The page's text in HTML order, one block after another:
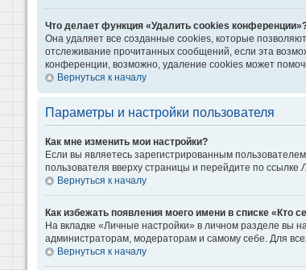
Что делает функция «Удалить cookies
Она удаляет все созданные cookies, которые
отслеживание прочитанных сообщений, если эта
конференции, возможно, удаление cookies может
Вернуться к началу
Параметры и настройки пользователя
Как мне изменить мои настройки?
Если вы являетесь зарегистрированным
пользователя вверху страницы и перейдите по ссылке
Вернуться к началу
Как избежать появления моего имени в списке «Кто
На вкладке «Личные настройки» в личном разделе вы
администраторам, модераторам и самому себе. Для
Вернуться к началу